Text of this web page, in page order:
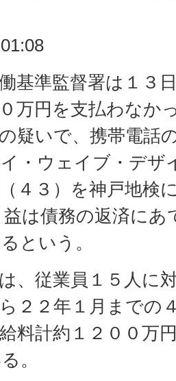
基準監督署は１３
万円を支払わなか
疑いで、携帯電話
・ウェイブ・デザ
４３）を神戸地検
は債務の返済にあ
という。
、従業員１５人に
２２年１月までの
料計約１２００万
。